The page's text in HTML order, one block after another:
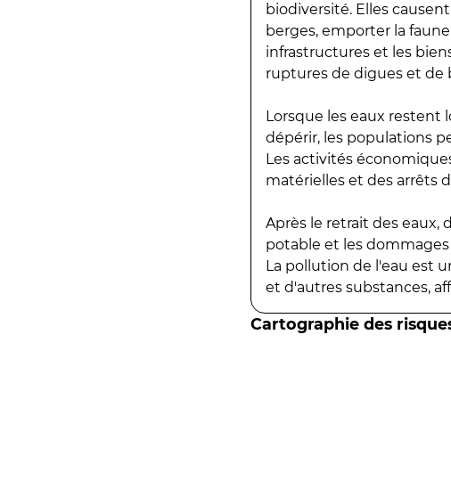
biodiversité. Elles
berges, emporter la
infrastructures et les
ruptures de digues et de
Lorsque les eaux restent
dépérir, les populations
Les activités
matérielles et des arrêts
Après le retrait des eaux,
potable et les
La pollution de l'eau est
et d'autres substances,
Cartographie des